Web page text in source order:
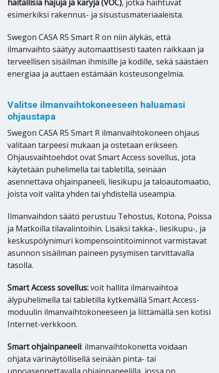
haitallisia hajuja ja käryjä (VOC), jotka haihtuvat
esimerkiksi rakennus- ja sisustusmateriaaleista.
Swegon CASA R5 Smart R on niin älykäs, että
ilmanvaihto säätyy automaattisesti taaten raikkaan ja
terveellisen sisäilman ihmisille ja kodille, sekä säästäen
energiaa ja auttaen estämään kosteusongelmia.
Valitse ilmanvaihtokoneeseen haluamasi
ohjaustapa
Swegon CASA R5 Smart R ilmanvaihtokoneen ohjaus
valitaan tarpeesi mukaan ja ostetaan erikseen.
Ohjausvaihtoehdot ovat Smart Access sovellus, jota
käytetään puhelimella tai tabletilla, seinään
asennettava ohjainpaneeli, liesikupu ja taloautomaatio,
joista voit valita yhden tai yhdistellä useampia.
Ilmanvaihdon säätö perustuu Tehostus, Kotona, Poissa
ja Matkoilla tilavalintoihin. Lisäksi takka-, liesikupu-, ja
keskuspölynimuri kompensointitoiminnot varmistavat
asunnon sisäilman paineen pysymisen tarvittavalla
tasolla.
Smart Access sovellus:voit hallita ilmanvaihtoa
älypuhelimella tai tabletilla kytkemällä Smart Access-
moduulin ilmanvaihtokoneeseen ja liittämällä sen kotisi
Internet-verkkoon.
Smart ohjainpaneeli: ilmanvaihtokonetta voidaan
ohjata värinäytöllisellä seinään pinta- tai
uppoasennettavalla ohjainpaneelilla, jossa on